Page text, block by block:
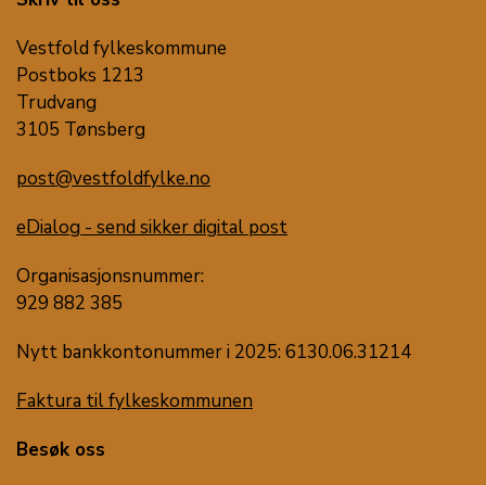
Vestfold fylkeskommune
Postboks 1213
Trudvang
3105 Tønsberg
post@vestfoldfylke.no
eDialog - send sikker digital post
Organisasjonsnummer:
929 882 385
Nytt bankkontonummer i 2025: 6130.06.31214
Faktura til fylkeskommunen
Besøk oss